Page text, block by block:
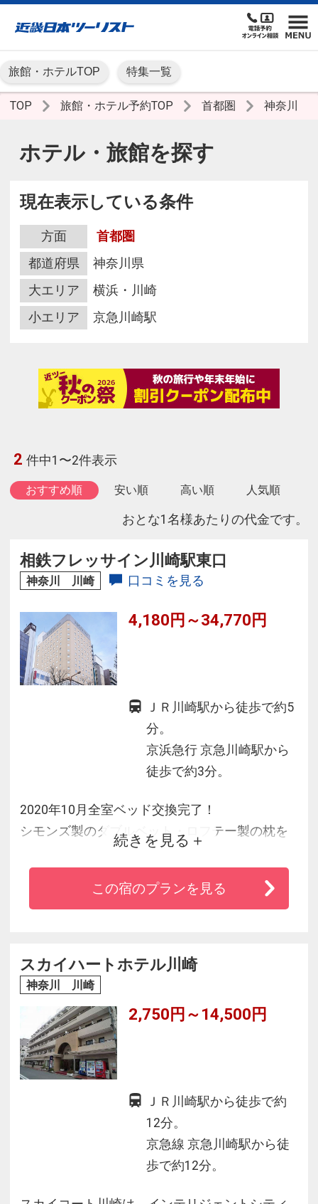
旅館・ホテルTOP 特集一覧
TOP 旅館・ホテル予約TOP 首都圏 神奈川
ホテル・旅館を探す
現在表示している条件
方面
首都圏
都道府県
神奈川県
大エリア
横浜・川崎
小エリア
京急川崎駅
2 件中1〜2件表示
おすすめ順 安い順 高い順 人気順
おとな1名様あたりの代金です。
相鉄フレッサイン川崎駅東口
神奈川 川崎 口コミを見る
4,180円～34,770円
ＪＲ川崎駅から徒歩で約5
分。
京浜急行 京急川崎駅から
徒歩で約3分。
2020年10月全室ベッド交換完了！
シモンズ製のダブルベット・ロフテー製の枕を
採用し、快適且つゆっくりお寛ぎいただけるワ
ンランク上の空間作り。
JR川崎駅・京急川崎駅どちらも徒歩5分で羽田・
ウト機設置♪豊富のフリーアメニティで楽ちんお
泊り☆
続きを見る
この宿のプランを見る
スカイハートホテル川崎
神奈川 川崎
2,750円～14,500円
ＪＲ川崎駅から徒歩で約
12分。
京急線 京急川崎駅から徒
歩で約12分。